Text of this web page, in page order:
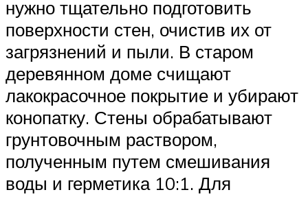
нужно тщательно подготовить
поверхности стен, очистив их от
загрязнений и пыли. В старом
деревянном доме счищают
лакокрасочное покрытие и убирают
конопатку. Стены обрабатывают
грунтовочным раствором,
полученным путем смешивания
воды и герметика 10:1. Для